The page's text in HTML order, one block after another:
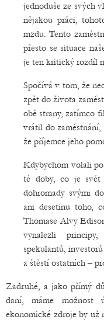
jednoduše ze svých
nějakou práci,
mzdu. Tento
přesto se situace
je ten kritický rozdíl
Spočívá v tom, že
zpět do života
obě strany, zatímco
vrátil do zaměstnání,
že příjemce jeho
Kdybychom volali
té doby, co je svět
dohromady svými
ani desetinu toho,
Thomase Alvy
vynalezli
spekulantů,
a štěstí ostatních –
Zadruhé, a jako přímý
daní, máme možnost
ekonomické zdroje by už